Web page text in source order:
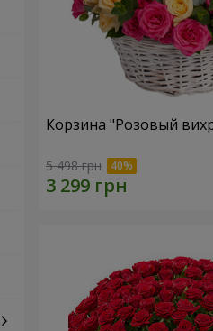
Корзина "Розовый
5 498 грн